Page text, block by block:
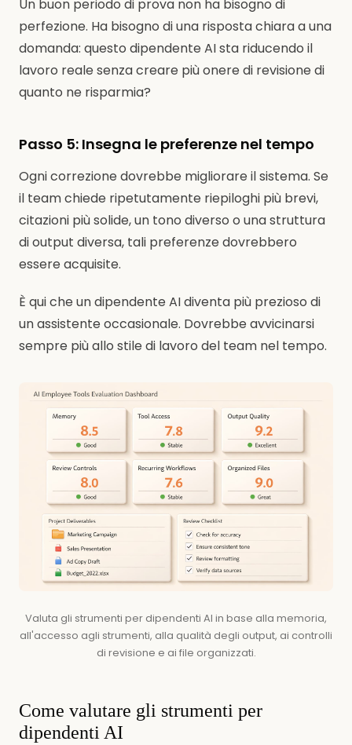
Un buon periodo di prova non ha bisogno di
perfezione. Ha bisogno di una risposta chiara a una
domanda: questo dipendente AI sta riducendo il
lavoro reale senza creare più onere di revisione di
quanto ne risparmia?
Passo 5: Insegna le preferenze nel tempo
Ogni correzione dovrebbe migliorare il sistema. Se
il team chiede ripetutamente riepiloghi più brevi,
citazioni più solide, un tono diverso o una struttura
di output diversa, tali preferenze dovrebbero
essere acquisite.
È qui che un dipendente AI diventa più prezioso di
un assistente occasionale. Dovrebbe avvicinarsi
sempre più allo stile di lavoro del team nel tempo.
Valuta gli strumenti per dipendenti AI in base alla memoria,
all'accesso agli strumenti, alla qualità degli output, ai controlli
di revisione e ai file organizzati.
Come valutare gli strumenti per
dipendenti AI